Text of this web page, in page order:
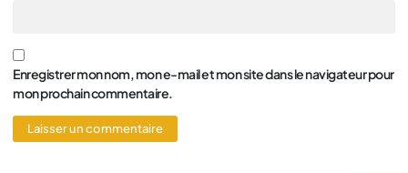
Enregistrer mon nom, mon e-mail et mon site dans le navigateur pour
mon prochain commentaire.